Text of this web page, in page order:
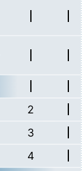
2
3
4